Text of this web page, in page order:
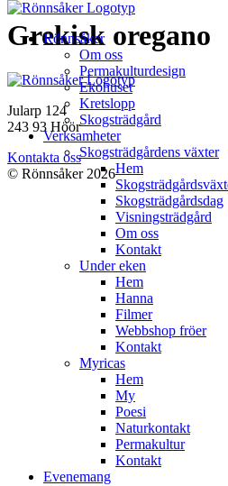
Hoppa
till
Rönnsåker
Om oss
Permakulturdesign
Ekohuset
Kretslopp
Skogsträdgård
Verksamheter
Skogsträdgårdens växter
Hem
Skogsträdgårdsdag
Visningsträdgård
Om oss
Kontakt
Under eken
Hem
Hanna
Filmer
Webbshop fröer
Kontakt
Myricas
Hem
My
Poesi
Naturkontakt
Permakultur
Kontakt
Evenemang
Grekisk oregano
Jularp 124
243 93 Höör
Kontakta oss
© Rönnsåker 2026